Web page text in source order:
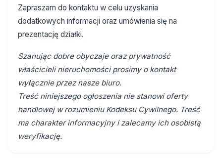
Zapraszam do kontaktu w celu uzyskania
dodatkowych informacji oraz umówienia się na
prezentację działki.
Szanując dobre obyczaje oraz prywatność
właścicieli nieruchomości prosimy o kontakt
wyłącznie przez nasze biuro.
Treść niniejszego ogłoszenia nie stanowi oferty
handlowej w rozumieniu Kodeksu Cywilnego. Treść
ma charakter informacyjny i zalecamy ich osobistą
weryfikację.